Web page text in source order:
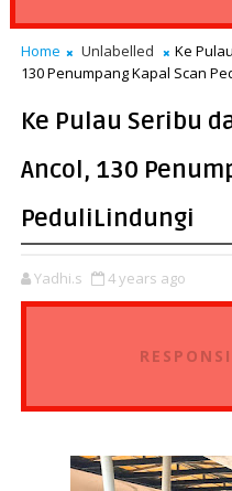
Home Unlabelled
Ke
130 Penumpang Kapal Scan
Ke Pulau Seribu
Ancol, 130
PeduliLindungi
Yadhi.s 4 years ago